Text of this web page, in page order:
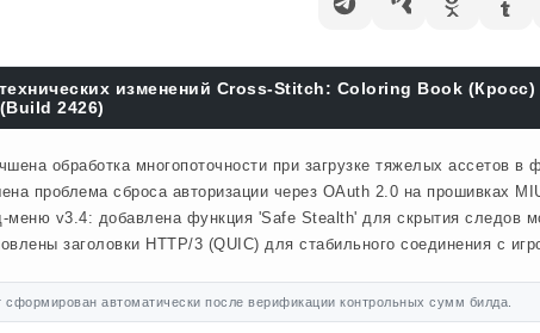
изменений Cross-Stitch: Coloring Book
2426)
обработка многопоточности при загрузке тяжелых ассетов в
проблема сброса авторизации через OAuth 2.0 на прошивках
меню v3.4: добавлена функция 'Safe Stealth' для скрытия следов
заголовки HTTP/3 (QUIC) для стабильного соединения с
сформирован автоматически после верификации контрольных сумм билда.